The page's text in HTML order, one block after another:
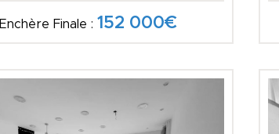
Enchère Finale : 152 000€